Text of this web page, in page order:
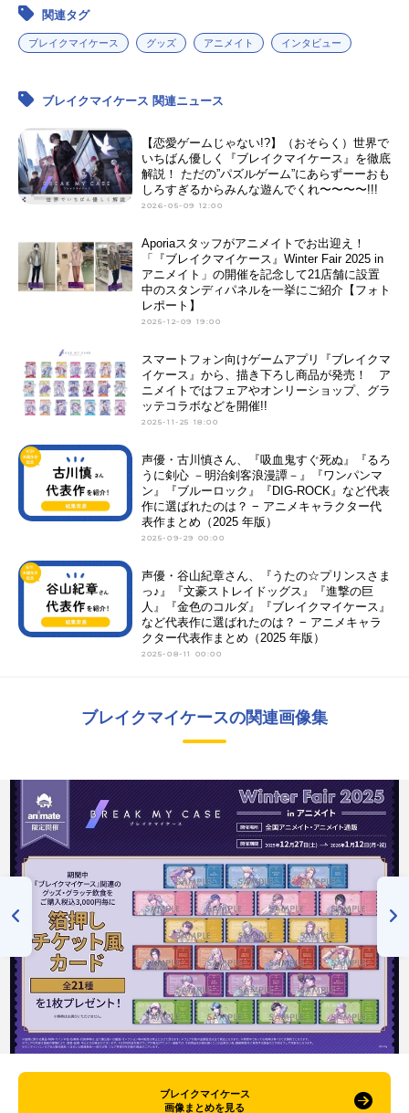
関連タグ
ブレイクマイケース グッズ アニメイト インタビュー
ブレイクマイケース 関連ニュース
【恋愛ゲームじゃない!?】（おそらく）世界で
いちばん優しく『ブレイクマイケース』を徹底
解説！ ただの”パズルゲーム”にあらずーーおも
しろすぎるからみんな遊んでくれ〜〜〜〜!!!
2026-05-09 12:00
Aporiaスタッフがアニメイトでお出迎え！
「『ブレイクマイケース』Winter Fair 2025 in
アニメイト」の開催を記念して21店舗に設置
中のスタンディパネルを一挙にご紹介【フォト
レポート】
2025-12-09 19:00
スマートフォン向けゲームアプリ『ブレイクマ
イケース』から、描き下ろし商品が発売！ ア
ニメイトではフェアやオンリーショップ、グラ
ッテコラボなどを開催!!
2025-11-25 18:00
声優・古川慎さん、『吸血鬼すぐ死ぬ』『るろ
うに剣心 －明治剣客浪漫譚－』『ワンパンマ
ン』『ブルーロック』『DIG-ROCK』など代表
作に選ばれたのは？ − アニメキャラクター代
表作まとめ（2025 年版）
2025-09-29 00:00
声優・谷山紀章さん、『うたの☆プリンスさま
っ♪』『文豪ストレイドッグス』『進撃の巨
人』『金色のコルダ』『ブレイクマイケース』
など代表作に選ばれたのは？ − アニメキャラ
クター代表作まとめ（2025 年版）
2025-08-11 00:00
ブレイクマイケースの関連画像集
ブレイクマイケース
画像まとめを見る